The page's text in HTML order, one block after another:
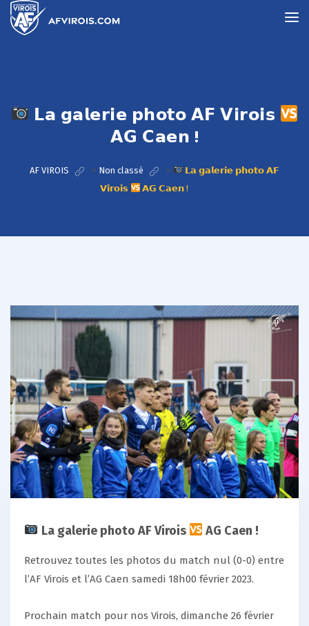
𝗟𝗮 𝗴𝗮𝗹𝗲𝗿𝗶𝗲 𝗽𝗵𝗼𝘁𝗼 𝗔𝗙 𝗩𝗶𝗿𝗼𝗶𝘀
𝗔𝗚 𝗖𝗮𝗲𝗻 !
AF VIROIS > Non classé >
𝗟𝗮 𝗴𝗮𝗹𝗲𝗿𝗶𝗲 𝗽𝗵𝗼𝘁𝗼 𝗔𝗙
𝗩𝗶𝗿𝗼𝗶𝘀
𝗔𝗚 𝗖𝗮𝗲𝗻 !
La galerie photo AF Virois AG Caen !
Retrouvez toutes les photos du match nul (0-0) entre
l’AF Virois et l’AG Caen samedi 18h00 février 2023.
Prochain match pour nos Virois, dimanche 26 février